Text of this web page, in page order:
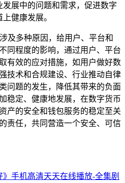
展中的问题和需求，促进数字
健康发展。
及多种原因，给用户、平台和
同程度的影响，通过用户、平台
有效的应对措施，如用户做好数
技术和合规建设、行业推动自律
问题的发生，降低其带来的负面
稳定、健康地发展，在数字货币
产的安全和钱包服务的稳定至关
责任，共同营造一个安全、可信
》手机高清天天在线播放-全集剧